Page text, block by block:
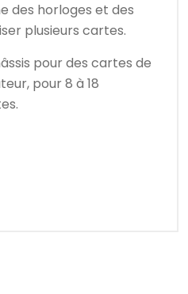
des horloges et des
plusieurs cartes.
pour des cartes de
pour 8 à 18